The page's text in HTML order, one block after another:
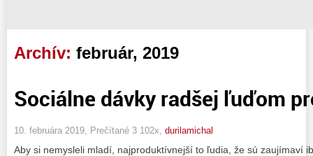
Archív: február, 2019
Sociálne dávky radšej ľuďom
10. februára 2019, Prečítané 3 102x, durilamichal
Aby si nemysleli mladí, najproduktívnejší to ľudia, že sú zaujímaví